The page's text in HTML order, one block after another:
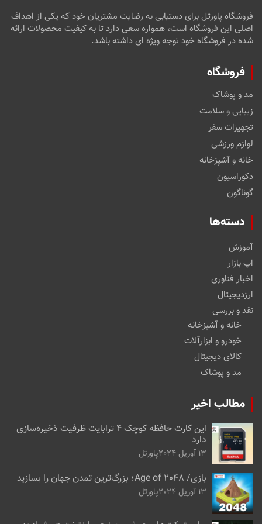
فروشگاه پاورتل برای دستیابی به رضایت مشتریان خود که یکی از اهداف
اصلی این فروشگاه است، همواره سعی دارد تا به کیفیت محصولات ارائه
شده در فروشگاه خود توجه ویژه ای داشته باشد.
فروشگاه
مد و پوشاک
زیبایی و سلامت
تجهیزات سفر
لوازم ورزشی
خانه و آشپزخانه
دکوراسیون
گوناگون
دسته‌ها
آموزش
اپ بازار
اخبار فناوری
ارزدیجیتال
نقد و بررسی
خانه و آشپزخانه
خودرو و ابزارآلات
کالای دیجیتال
مد و پوشاک
مطالب اخیر
این کارت حافظه کوچک ۴ ترابایت ظرفیت ذخیره‌سازی
دارد
13 آوریل 2024 پاورتل
بازی/ Age of 2048؛ بزرگ‌ترین تمدن جهان را بسازید
13 آوریل 2024 پاورتل